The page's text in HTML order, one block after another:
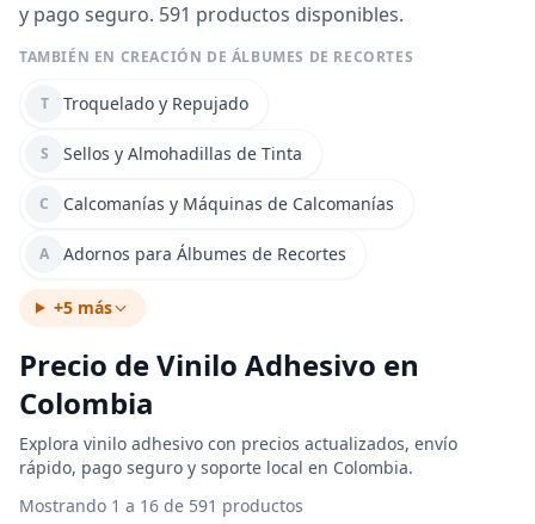
y pago seguro. 591 productos disponibles.
TAMBIÉN EN CREACIÓN DE ÁLBUMES DE RECORTES
T Troquelado y Repujado
S Sellos y Almohadillas de Tinta
C Calcomanías y Máquinas de Calcomanías
A Adornos para Álbumes de Recortes
+5 más
Precio de Vinilo Adhesivo en
Colombia
Explora vinilo adhesivo con precios actualizados, envío
rápido, pago seguro y soporte local en Colombia.
Mostrando 1 a 16 de 591 productos